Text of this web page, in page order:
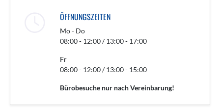
ÖFFNUNGSZEITEN
Mo - Do
08:00 - 12:00 / 13:00 - 17:00
Fr
08:00 - 12:00 / 13:00 - 15:00
Bürobesuche nur nach Vereinbarung!